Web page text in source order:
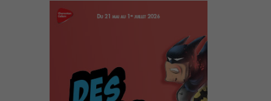
Découvrir Charenton